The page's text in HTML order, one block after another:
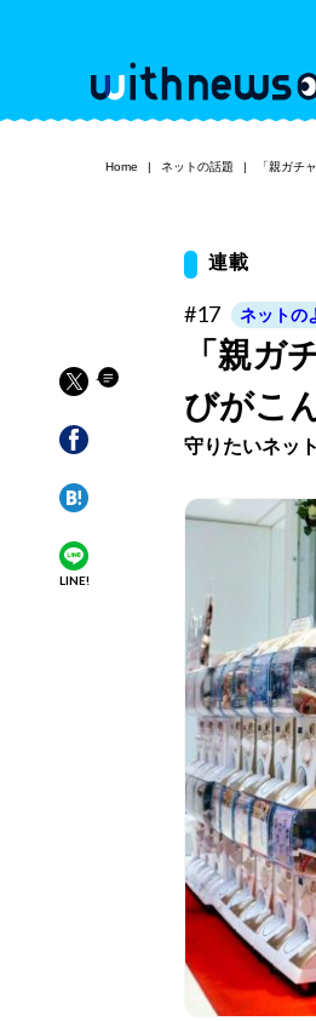
Home ネットの話題 「親ガチ
LINE!
連載
#17 ネットの
「親ガ
びがこ
守りたいネッ